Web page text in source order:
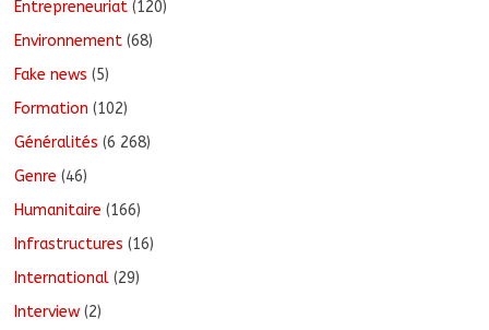
Entrepreneuriat (120)
Environnement (68)
Fake news (5)
Formation (102)
Généralités (6 268)
Genre (46)
Humanitaire (166)
Infrastructures (16)
International (29)
Interview (2)